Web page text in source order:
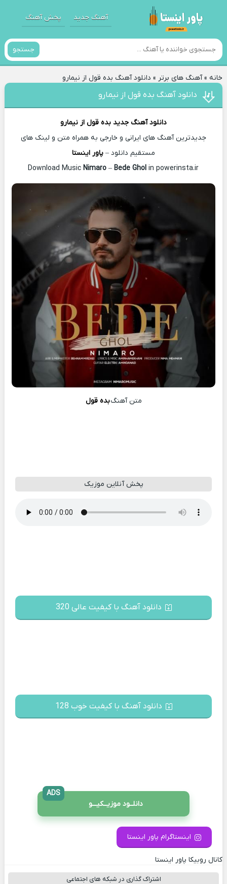
آهنگ جدید پخش آهنگ
جستجو
خانه»آهنگ های برتر » دانلود آهنگ بده قول از نیمارو
دانلود آهنگ بده قول از نیمارو
دانلود آهنگ جدید بده قول از نیمارو
جدیدترین آهنگ های ایرانی و خارجی به همراه متن و لینک های
مستقیم دانلود – پاور اینستا
Nimaro – Bede Ghol in powerinsta.ir
متن آهنگبده قول
پخش آنلاین موزیک
دانلود آهنگ با کیفیت عالی 320
دانلود آهنگ با کیفیت خوب 128
دانلــود موزیــکیـــو
ADS
اینستاگرام پاور اینستا
کانال روبیکا پاور اینستا
اشتراک گذاری در شبکه های اجتماعی